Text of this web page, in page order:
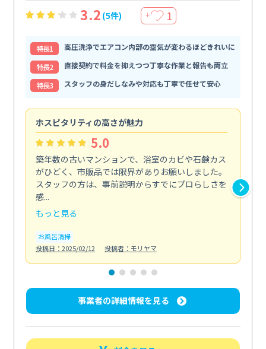
3.2 (5件) ＋ 1
特⻑1
高圧洗浄でエアコン内部の空気が変わるほどきれいに
特⻑2
直接契約で料金を抑えつつ丁寧な作業と報告も両立
特⻑3
スタッフの身だしなみや対応も丁寧で任せて安心
ホスピタリティの高さが魅力
5.0
築年数の古いマンションで、浴室のカビや石鹸カス
がひどく、市販品では限界がありお願いしました。
スタッフの方は、事前説明からすでにプロらしさを
感...
もっと見る
お風呂清掃
投稿日：2025/02/12
投稿者：モリヤマ
事業者の詳細情報を見る